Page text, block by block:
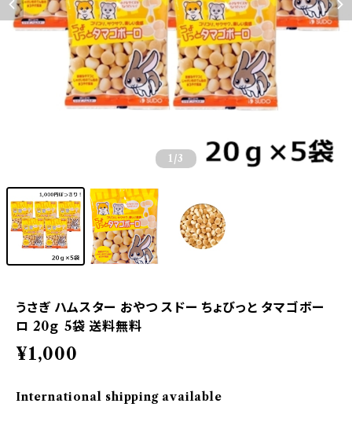
1 /3
うさぎ ハムスター おやつ スドー ちょびっと タマゴボー
ロ 20ｇ 5袋 送料無料
¥1,000
International shipping available